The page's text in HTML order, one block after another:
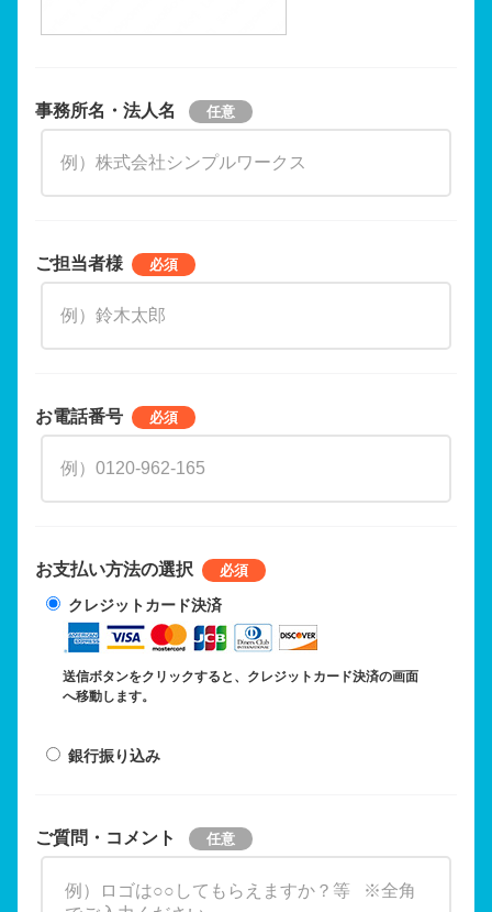
事務所名・法人名
ご担当者様
お電話番号
お支払い方法の選択
クレジットカード決済
送信ボタンをクリックすると、クレジットカード決済の画面
へ移動します。
銀行振り込み
ご質問・コメント